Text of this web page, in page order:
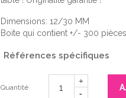
Dimensions: 12/30 MM
Boite qui contient +/- 300 pièces
Références spécifiques
Quantité